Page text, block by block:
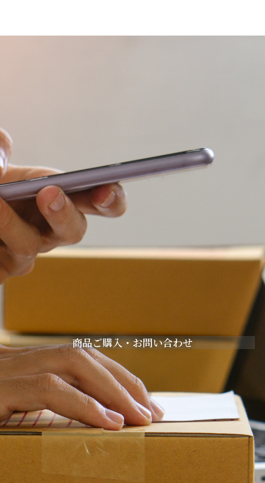
商品ご購入・お問い合わせ